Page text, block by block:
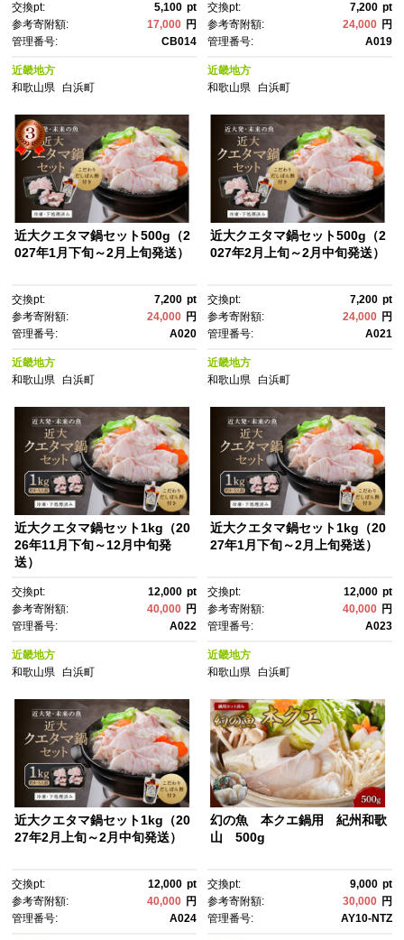
交換pt: 5,100 pt
参考寄附額:
17,000 円
管理番号:
CB014
近畿地方
和歌山県
白浜町
交換pt: 7,200 pt
参考寄附額:
24,000 円
管理番号:
A019
近畿地方
和歌山県 白浜町
近大クエタマ鍋セット500g（2
027年1月下旬～2月上旬発送）
交換pt: 7,200 pt
参考寄附額:
24,000 円
管理番号:
A020
近畿地方
和歌山県
白浜町
近大クエタマ鍋セット500g（2
027年2月上旬～2月中旬発送）
交換pt: 7,200 pt
参考寄附額:
24,000 円
管理番号:
A021
近畿地方
和歌山県 白浜町
近大クエタマ鍋セット1kg（20
26年11月下旬～12月中旬発
送）
交換pt: 12,000 pt
参考寄附額:
40,000 円
管理番号:
A022
近畿地方
和歌山県
白浜町
近大クエタマ鍋セット1kg（20
27年1月下旬～2月上旬発送）
交換pt: 12,000 pt
参考寄附額:
40,000 円
管理番号:
A023
近畿地方
和歌山県 白浜町
近大クエタマ鍋セット1kg（20
27年2月上旬～2月中旬発送）
交換pt: 12,000 pt
参考寄附額:
40,000 円
管理番号:
A024
幻の魚 本クエ鍋用 紀州和歌
山 500g
交換pt: 9,000 pt
参考寄附額:
30,000 円
管理番号:
AY10-NTZ